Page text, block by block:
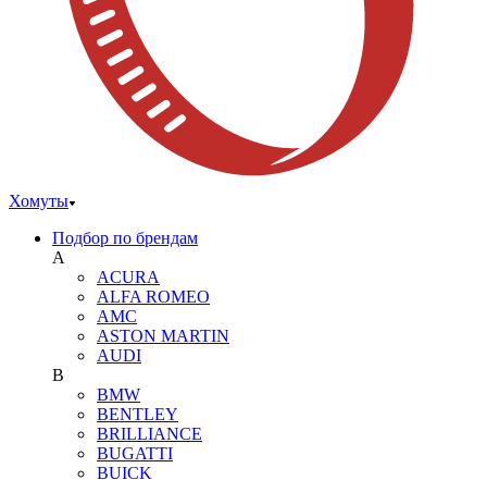
Хомуты
Подбор по брендам
A
ACURA
ALFA ROMEO
AMC
ASTON MARTIN
AUDI
B
BMW
BENTLEY
BRILLIANCE
BUGATTI
BUICK